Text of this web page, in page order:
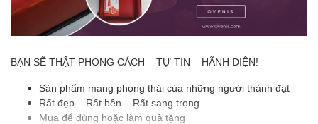
BẠN SẼ THẬT PHONG CÁCH – TỰ TIN – HÃNH DIỆN!
Sản phẩm mang phong thái của những người thành đạt
Rất đẹp – Rất bền – Rất sang trọng
Mua để dùng hoặc làm quà tặng